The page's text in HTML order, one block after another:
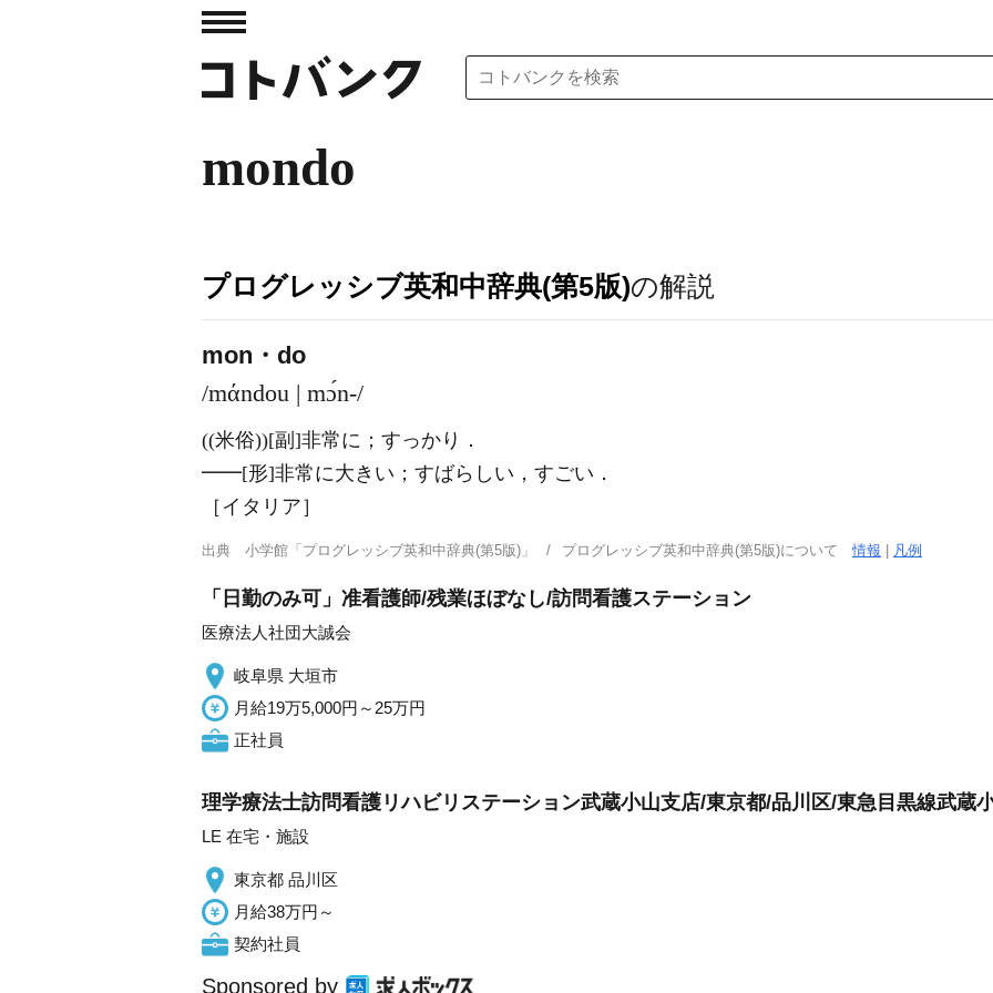
mondo
プログレッシブ英和中辞典(第5版)の解説
mon・do
/mάndou | mɔ́n-/
((米俗))[副]非常に；すっかり ．
━━[形]非常に大きい；すばらしい，すごい ．
［イタリア］
出典 小学館「プログレッシブ英和中辞典(第5版)」 プログレッシブ英和中辞典(第5版)について情報 凡例
「日勤のみ可」准看護師/残業ほぼなし/訪問看護ステーション
医療法人社団大誠会
岐阜県 大垣市
月給19万5,000円～25万円
正社員
理学療法士訪問看護リハビリステーション武蔵小山支店/東京都/品川区/東急目黒線武蔵
LE 在宅・施設
東京都 品川区
月給38万円～
契約社員
Sponsored by